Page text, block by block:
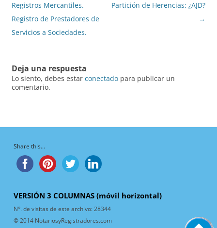
de
entradas
Registros Mercantiles.
Registro de Prestadores de
Servicios a Sociedades.
Partición de Herencias: ¿AJD?
→
Deja una respuesta
Lo siento, debes estar conectado para publicar un
comentario.
Share this...
VERSIÓN 3 COLUMNAS (móvil horizontal)
N°. de visitas de este archivo:28344
© 2014 NotariosyRegistradores.com